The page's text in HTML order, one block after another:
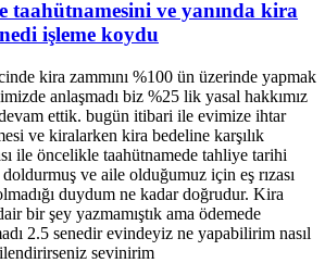
taahütnamesini ve yanında kira
işleme koydu
kira zammını %100 ün üzerinde yapmak
anlaşmadı biz %25 lik yasal hakkımız
devam ettik. bugün itibari ile evimize ihtar
ve kiralarken kira bedeline karşılık
ile öncelikle taahütnamede tahliye tarihi
ve aile olduğumuz için eş rızası
duydum ne kadar doğrudur. Kira
bir şey yazmamıştık ama ödemede
2.5 senedir evindeyiz ne yapabilirim nasıl
sevinirim